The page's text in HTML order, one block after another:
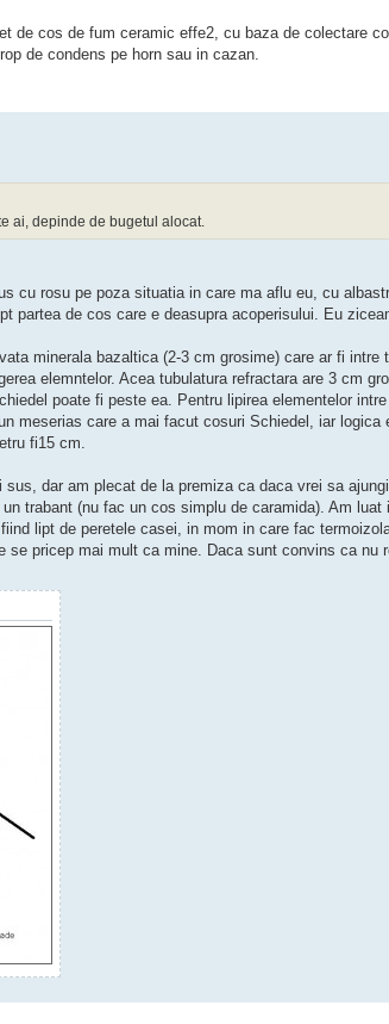
de cos de fum ceramic effe2, cu baza de colectare
de condens pe horn sau in cazan.
ai, depinde de bugetul alocat.
cu rosu pe poza situatia in care ma aflu eu, cu
partea de cos care e deasupra acoperisului. Eu
minerala bazaltica (2-3 cm grosime) care ar fi intre
elemntelor. Acea tubulatura refractara are 3 cm
poate fi peste ea. Pentru lipirea elementelor
meserias care a mai facut cosuri Schiedel, iar logica
fi15 cm.
dar am plecat de la premiza ca daca vrei sa
trabant (nu fac un cos simplu de caramida). Am
lipt de peretele casei, in mom in care fac
se pricep mai mult ca mine. Daca sunt convins ca